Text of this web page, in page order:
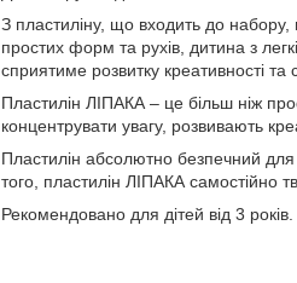
З пластиліну, що входить до набору,
простих форм та рухів, дитина з
сприятиме розвитку креативності
Пластилін ЛІПАКА – це більш ніж
концентрувати увагу, розвивають
Пластилін абсолютно безпечний
того, пластилін ЛІПАКА самостійно
Рекомендовано для дітей від 3 років.